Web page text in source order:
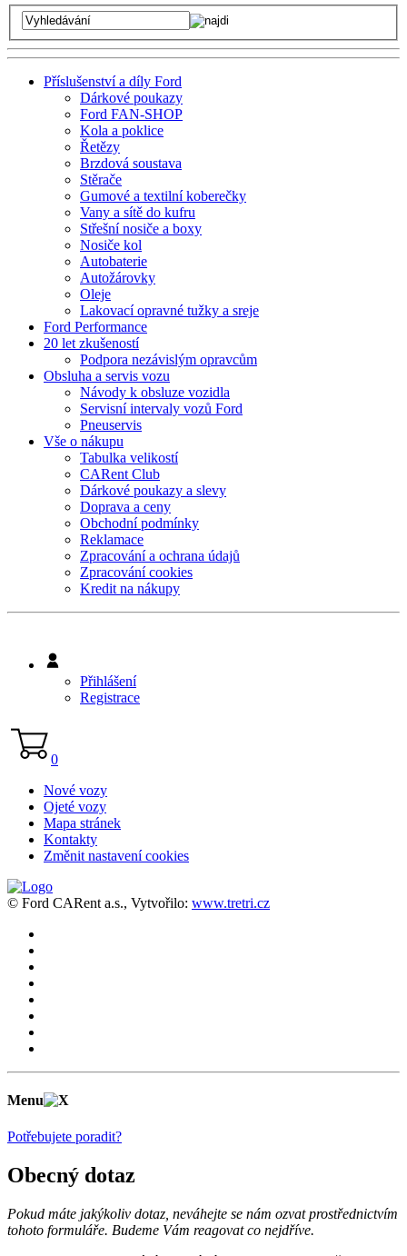
Příslušenství a díly Ford
Dárkové poukazy
Ford FAN-SHOP
Kola a poklice
Řetězy
Brzdová soustava
Stěrače
Gumové a textilní koberečky
Vany a sítě do kufru
Střešní nosiče a boxy
Nosiče kol
Autobaterie
Autožárovky
Oleje
Lakovací opravné tužky a sreje
Ford Performance
20 let zkušeností
Podpora nezávislým opravcům
Obsluha a servis vozu
Návody k obsluze vozidla
Servisní intervaly vozů Ford
Pneuservis
Vše o nákupu
Tabulka velikostí
CARent Club
Dárkové poukazy a slevy
Doprava a ceny
Obchodní podmínky
Reklamace
Zpracování a ochrana údajů
Zpracování cookies
Kredit na nákupy
Přihlášení
Registrace
0
Nové vozy
Ojeté vozy
Mapa stránek
Kontakty
Změnit nastavení cookies
© Ford CARent a.s., Vytvořilo: www.tretri.cz
Menu
Potřebujete poradit?
Obecný dotaz
Pokud máte jakýkoliv dotaz, neváhejte se nám ozvat prostřednictvím
tohoto formuláře. Budeme Vám reagovat co nejdříve.